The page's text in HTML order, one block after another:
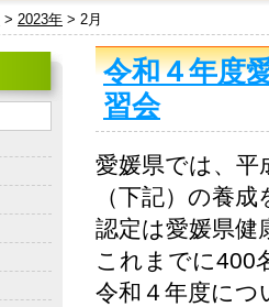
> 2023年 > 2月
令和４年度
習会
愛媛県では、平
（下記）の養
認定は愛媛県健
これまでに400
令和４年度につ